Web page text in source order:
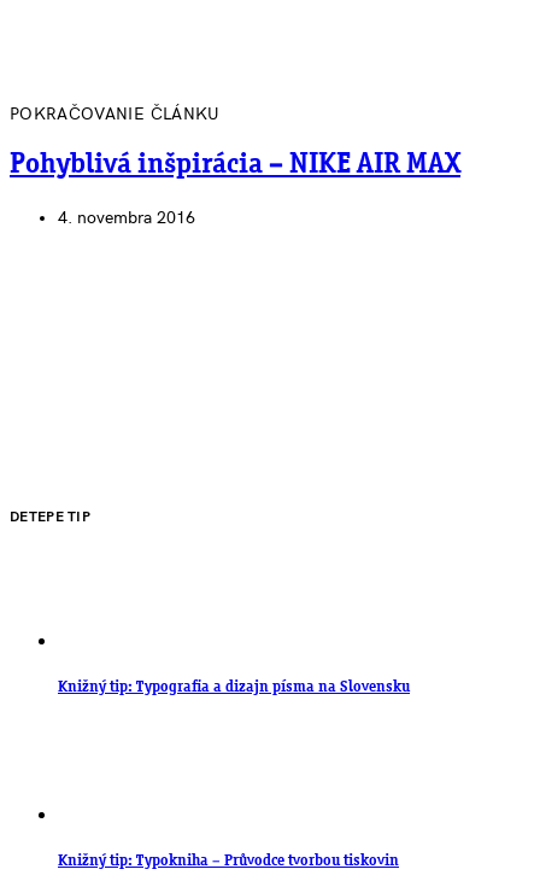
POKRAČOVANIE ČLÁNKU
Pohyblivá inšpirácia – NIKE AIR MAX
4. novembra 2016
DETEPE TIP
Knižný tip: Typografia a dizajn písma na Slovensku
Knižný tip: Typokniha – Průvodce tvorbou tiskovin